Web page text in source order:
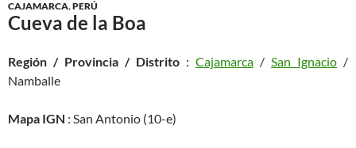
CAJAMARCA,PERÚ
Cueva de la Boa
Región / Provincia / Distrito : Cajamarca / San Ignacio /
Namballe
Mapa IGN : San Antonio (10-e)